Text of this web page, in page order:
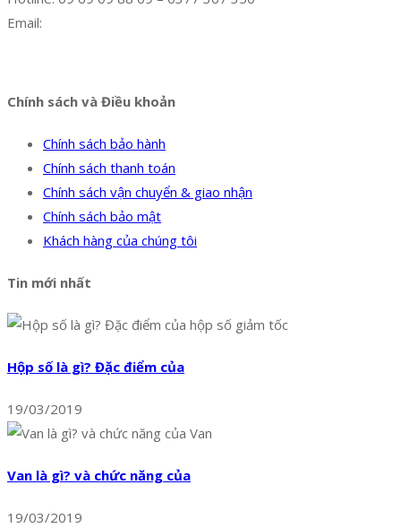
Email:
Chính sách và Điều khoản
Chính sách bảo hành
Chính sách thanh toán
Chính sách vận chuyển & giao nhận
Chính sách bảo mật
Khách hàng của chúng tôi
Tin mới nhất
Hộp số là gì? Đặc điểm của
19/03/2019
Van là gì? và chức năng của
19/03/2019